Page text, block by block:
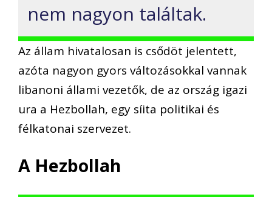
nem nagyon találtak.
Az állam hivatalosan is csődöt jelentett,
azóta nagyon gyors változásokkal vannak
libanoni állami vezetők, de az ország igazi
ura a Hezbollah, egy síita politikai és
félkatonai szervezet.
A Hezbollah